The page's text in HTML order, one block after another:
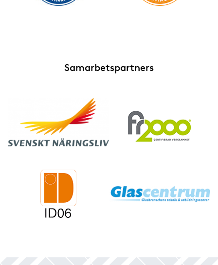
Samarbetspartners